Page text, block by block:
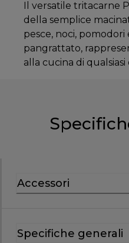
Il versatile tritacarne
della semplice
pesce, noci,
pangrattato,
alla cucina di qualsiasi
Accessori
Specifiche generali